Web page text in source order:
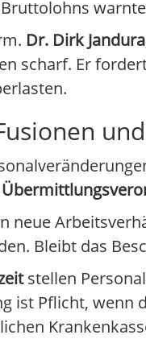
Dr. Dirk Jandura
scharf. Er
neue
Bleibt das
stellen
ist Pflicht, wenn